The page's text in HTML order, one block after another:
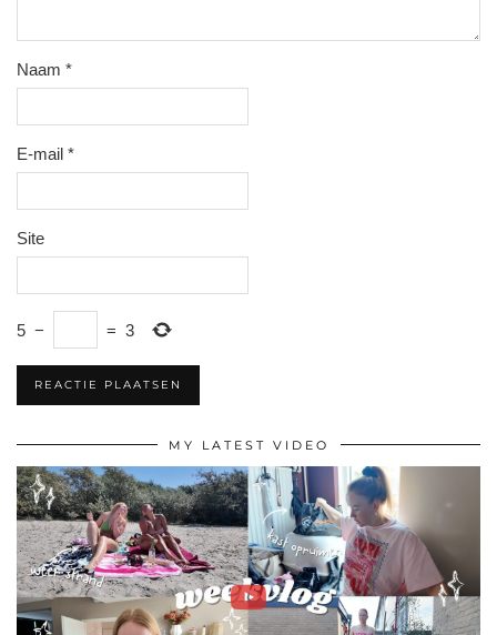
Naam *
E-mail *
Site
5 − = 3
MY LATEST VIDEO